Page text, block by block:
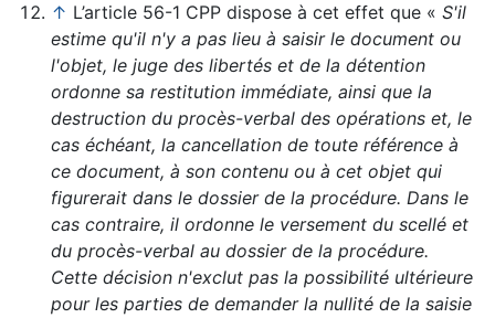
↑ L’article 56-1 CPP dispose à cet effet que « S'il
estime qu'il n'y a pas lieu à saisir le document ou
l'objet, le juge des libertés et de la détention
ordonne sa restitution immédiate, ainsi que la
destruction du procès-verbal des opérations et, le
cas échéant, la cancellation de toute référence à
ce document, à son contenu ou à cet objet qui
figurerait dans le dossier de la procédure. Dans le
cas contraire, il ordonne le versement du scellé et
du procès-verbal au dossier de la procédure.
Cette décision n'exclut pas la possibilité ultérieure
pour les parties de demander la nullité de la saisie